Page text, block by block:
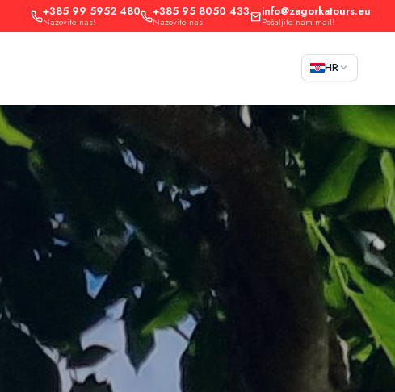
+385 99 5952 480
Nazovite nas!
+385 95 8050 433
Nazovite nas!
info@zagorkatours.eu
Pošaljite nam mail!
HR